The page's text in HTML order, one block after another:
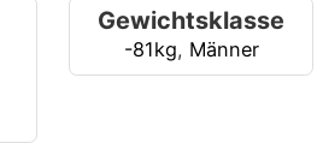
Gewichtsklasse
-81kg, Männer